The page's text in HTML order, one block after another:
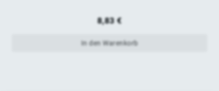
8,83€
In den Warenkorb